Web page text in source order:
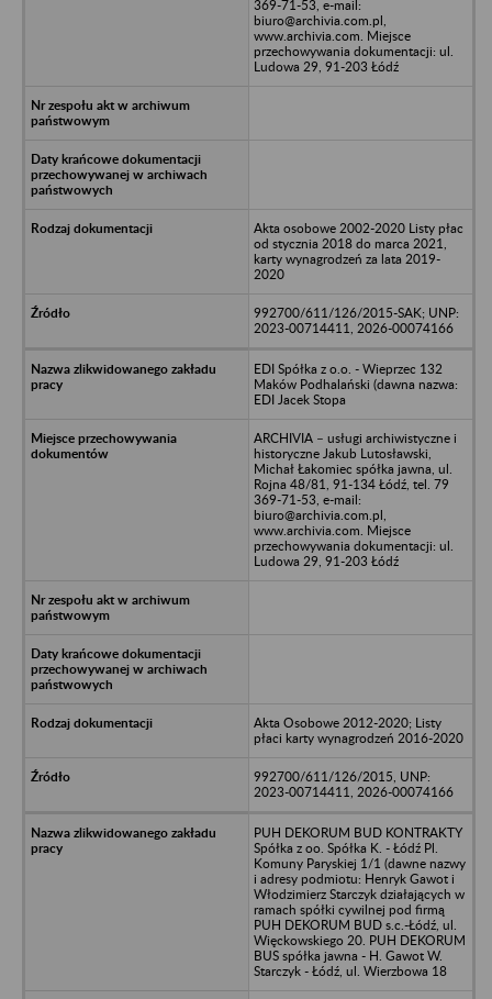
369-71-53, e-mail:
biuro@archivia.com.pl,
www.archivia.com. Miejsce
przechowywania dokumentacji: ul.
Ludowa 29, 91-203 Łódź
Akta osobowe 2002-2020 Listy płac
od stycznia 2018 do marca 2021,
karty wynagrodzeń za lata 2019-
2020
992700/611/126/2015-SAK; UNP:
2023-00714411, 2026-00074166
EDI Spółka z o.o. - Wieprzec 132
Maków Podhalański (dawna nazwa:
EDI Jacek Stopa
ARCHIVIA – usługi archiwistyczne i
historyczne Jakub Lutosławski,
Michał Łakomiec spółka jawna, ul.
Rojna 48/81, 91-134 Łódź, tel. 79
369-71-53, e-mail:
biuro@archivia.com.pl,
www.archivia.com. Miejsce
przechowywania dokumentacji: ul.
Ludowa 29, 91-203 Łódź
Akta Osobowe 2012-2020; Listy
płaci karty wynagrodzeń 2016-2020
992700/611/126/2015, UNP:
2023-00714411, 2026-00074166
PUH DEKORUM BUD KONTRAKTY
Spółka z oo. Spółka K. - Łódź Pl.
Komuny Paryskiej 1/1 (dawne nazwy
i adresy podmiotu: Henryk Gawot i
Włodzimierz Starczyk działających w
ramach spółki cywilnej pod firmą
PUH DEKORUM BUD s.c.-Łódź, ul.
Więckowskiego 20. PUH DEKORUM
BUS spółka jawna - H. Gawot W.
Starczyk - Łódź, ul. Wierzbowa 18